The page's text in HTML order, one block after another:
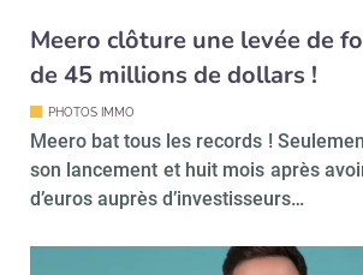
Meero clôture une levée de
de 45 millions de dollars !
PHOTOS IMMO
Meero bat tous les records !
son lancement et huit mois après
d’euros auprès d’investisseurs…
Recevoir Immo